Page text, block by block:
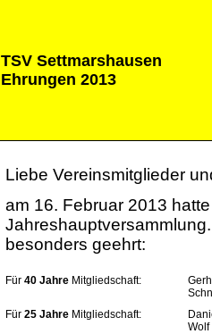
TSV Settmarshausen
Ehrungen 2013
Liebe Vereinsmitglieder
am 16. Februar 2013
besonders geehrt:
Für 40 Jahre Mitgliedschaft:
Für 25 Jahre Mitgliedschaft:
Wolf